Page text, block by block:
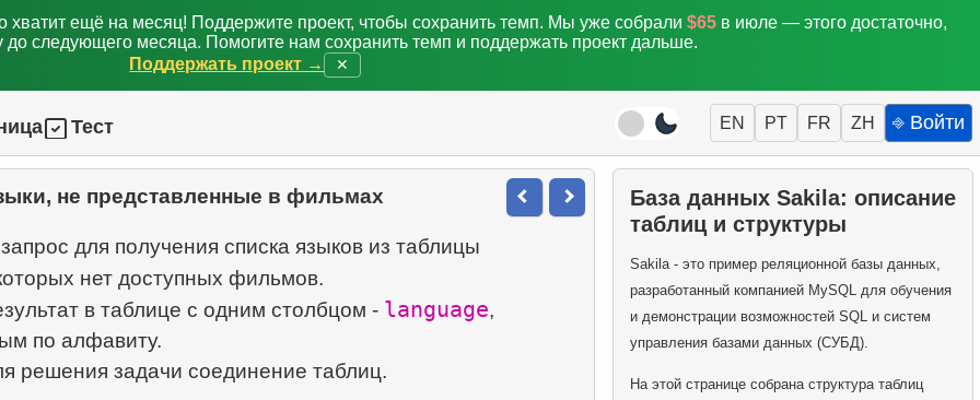
хватит ещё на месяц! Поддержите проект, чтобы сохранить темп. Мы уже собрали $65 в июле — этого достаточно,
до следующего месяца. Помогите нам сохранить темп и поддержать проект дальше.
Поддержать проект →
✕
Тест EN PT FR ZH ⎆ Войти
не представленные в фильмах
для получения списка языков из таблицы
нет доступных фильмов.
в таблице с одним столбцом - language,
по алфавиту.
База данных Sakila: описание
таблиц и структуры
Sakila - это пример реляционной базы данных,
разработанный компанией MySQL для обучения
и демонстрации возможностей SQL и систем
управления базами данных (СУБД).
На этой странице собрана структура таблиц